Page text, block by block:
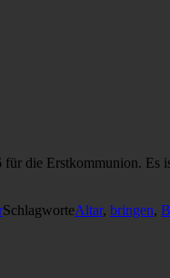
die Erstkommunion.
SchlagworteAltar, bringen,